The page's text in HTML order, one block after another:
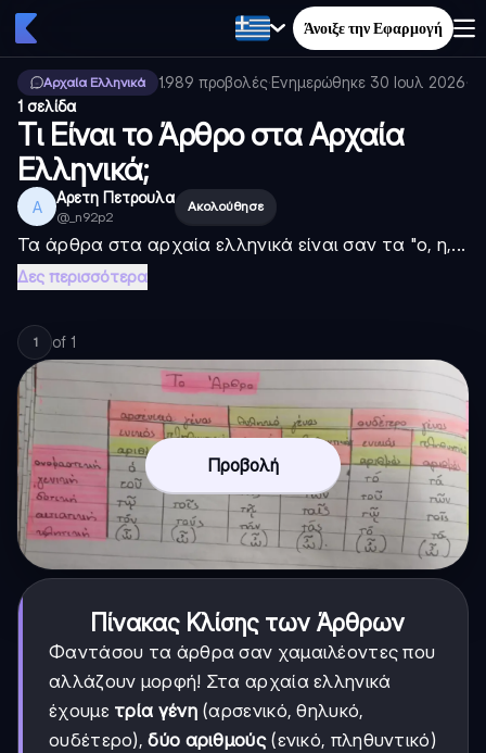
Άνοιξε την Εφαρμογή
Αρχαία Ελληνικά 1.989 προβολές·Ενημερώθηκε 30 Ιουλ 2026·
1 σελίδα
Τι Είναι το Άρθρο στα Αρχαία
Ελληνικά;
Α Αρετη Πετρουλα
@ _n92p2
Ακολούθησε
Τα άρθρα στα αρχαία ελληνικά είναι σαν τα "ο, η,...
Δες περισσότερα
1 of 1
Προβολή
Πίνακας Κλίσης των Άρθρων
Φαντάσου τα άρθρα σαν χαμαιλέοντες που
αλλάζουν μορφή! Στα αρχαία ελληνικά
έχουμε τρία γένη(αρσενικό, θηλυκό,
ουδέτερο),δύο αριθμούς(ενικό, πληθυντικό)